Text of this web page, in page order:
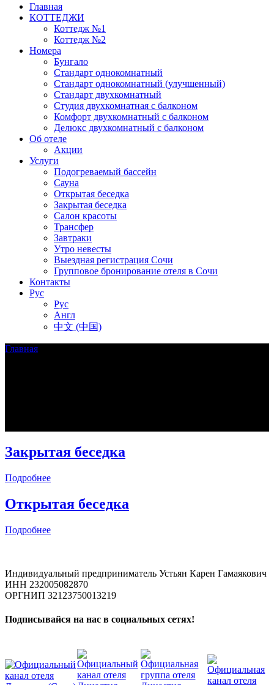
Главная
КОТТЕДЖИ
Коттедж №1
Коттедж №2
Номера
Бунгало
Стандарт однокомнатный
Стандарт однокомнатный (улучшенный)
Стандарт двухкомнатный
Студия двухкомнатная с балконом
Комфорт двухкомнатный с балконом
Делюкс двухкомнатный с балконом
Об отеле
Акции
Услуги
Подогреваемый бассейн
Сауна
Открытая беседка
Закрытая беседка
Салон красоты
Трансфер
Завтраки
Утро невесты
Выездная регистрация Сочи
Групповое бронирование отеля в Сочи
Контакты
Рус
Рус
Англ
中文 (中国)
Главная
Закрытая беседка
Подробнее
Открытая беседка
Подробнее
Индивидуальный предприниматель Устьян Карен Гамаякович
ИНН 232005082870
ОРГНИП 32123750013219
Подписывайся на нас в социальных сетях!